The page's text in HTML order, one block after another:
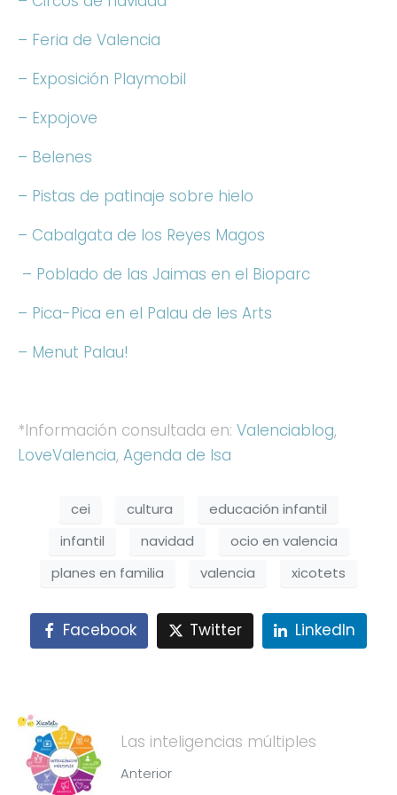
– Feria de Valencia
– Exposición Playmobil
– Expojove
– Belenes
– Pistas de patinaje sobre hielo
– Cabalgata de los Reyes Magos
– Poblado de las Jaimas en el Bioparc
– Pica-Pica en el Palau de les Arts
– Menut Palau!
*Información consultada en: Valenciablog,
LoveValencia, Agenda de Isa
cei cultura
educación infantil
infantil
navidad
ocio en valencia
planes en familia
valencia xicotets
Facebook Twitter LinkedIn
Las inteligencias múltiples
Anterior